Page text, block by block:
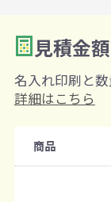
2 数量を
購入条件
既製品：60個
名入れあり
見積金
名入れ印刷と数
詳細はこちら
商品